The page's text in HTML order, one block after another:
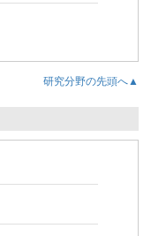
研究分野の先頭へ▲